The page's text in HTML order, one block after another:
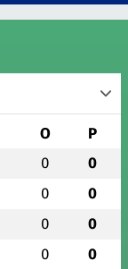
O P
0 0
0 0
0 0
0 0